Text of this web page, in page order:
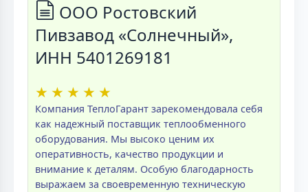
ООО Ростовский
Пивзавод «Солнечный»,
ИНН 5401269181
★ ★ ★ ★ ★
Компания ТеплоГарант зарекомендовала себя
как надежный поставщик теплообменного
оборудования. Мы высоко ценим их
оперативность, качество продукции и
внимание к деталям. Особую благодарность
выражаем за своевременную техническую